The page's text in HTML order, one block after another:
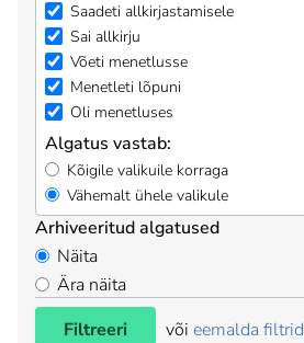
Saadeti allkirjastamisele
Sai allkirju
Võeti menetlusse
Menetleti lõpuni
Oli menetluses
Algatus vastab:
Kõigile valikuile korraga
Vähemalt ühele valikule
Arhiveeritud algatused
Näita
Ära näita
Filtreeri
või eemalda filtrid